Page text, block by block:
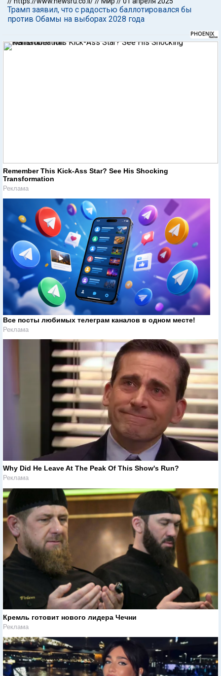
Трамп заявил, что с радостью баллотировался бы
против Обамы на выборах 2028 года
Remember This Kick-Ass Star? See His Shocking
Transformation
Реклама
Все посты любимых телеграм каналов в одном месте!
Реклама
Why Did He Leave At The Peak Of This Show's Run?
Реклама
Кремль готовит нового лидера Чечни
Реклама